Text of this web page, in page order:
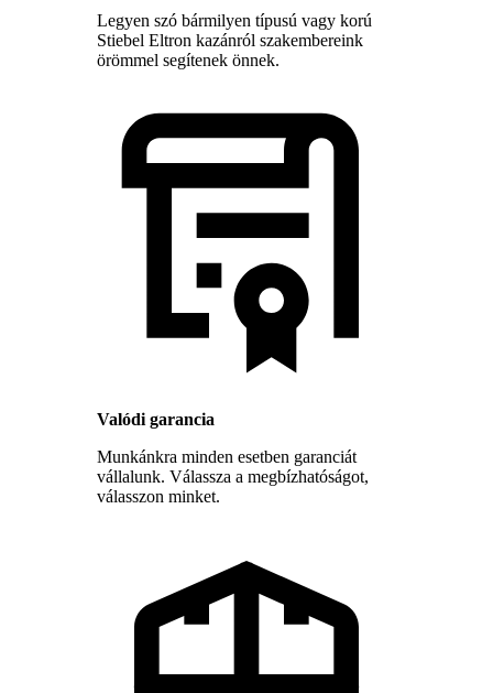
Legyen szó bármilyen típusú vagy korú
Stiebel Eltron kazánról szakembereink
örömmel segítenek önnek.
Valódi garancia
Munkánkra minden esetben garanciát
vállalunk. Válassza a megbízhatóságot,
válasszon minket.